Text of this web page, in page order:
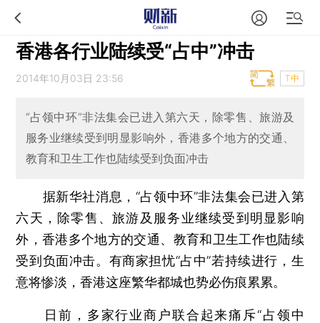
香港各行业陆续受“占中”冲击
2014年10月03日 23:56 T中
“占领中环”非法集会已进入第六天，除零售、旅游及
服务业继续受到明显影响外，香港多个地方的交通、
教育和卫生工作也陆续受到负面冲击
据新华社消息，“占领中环”非法集会已进入第
六天，除零售、旅游及服务业继续受到明显影响
外，香港多个地方的交通、教育和卫生工作也陆续
受到负面冲击。有商家担忧“占中”若持续进行，生
意将惨淡，香港这座繁华都城也势必伤痕累累。
日前，多家行业商户联合起来痛斥“占领中